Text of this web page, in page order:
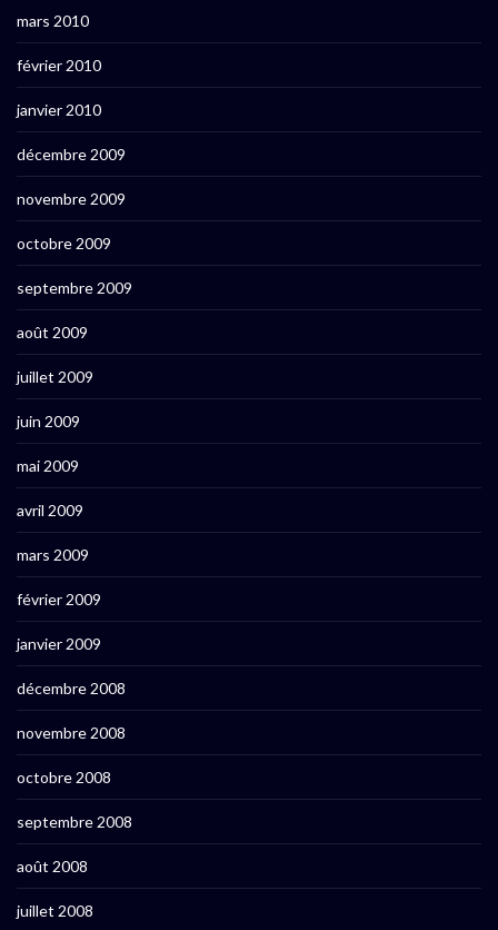
mars 2010
février 2010
janvier 2010
décembre 2009
novembre 2009
octobre 2009
septembre 2009
août 2009
juillet 2009
juin 2009
mai 2009
avril 2009
mars 2009
février 2009
janvier 2009
décembre 2008
novembre 2008
octobre 2008
septembre 2008
août 2008
juillet 2008